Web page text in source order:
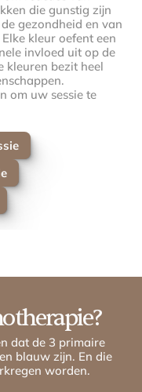
die gunstig zijn
gezondheid en van
kleur oefent een
invloed uit op de
kleuren bezit heel
om uw sessie te
dat de 3 primaire
blauw zijn. En die
worden.